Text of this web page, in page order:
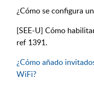
¿Cómo se configura
[SEE-U] Cómo
ref 1391.
¿Cómo añado
WiFi?